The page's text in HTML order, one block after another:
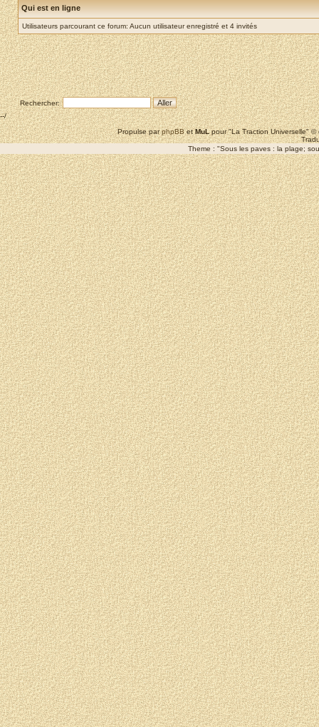
Qui est en ligne
Utilisateurs parcourant ce forum: Aucun utilisateur enregistré et 4 invités
Rechercher:
--/
Propulse parphpBBetMuLpour "La Traction Universelle"
Theme : "Sous les paves : la plage;